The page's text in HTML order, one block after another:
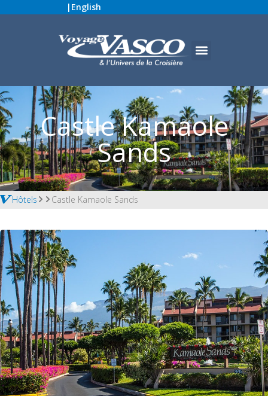
| English
Castle Kamaole
Sands
Hôtels Castle Kamaole Sands